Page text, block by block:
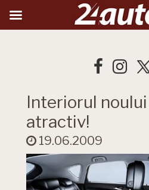
Interiorul
atractiv!
19.06.2009